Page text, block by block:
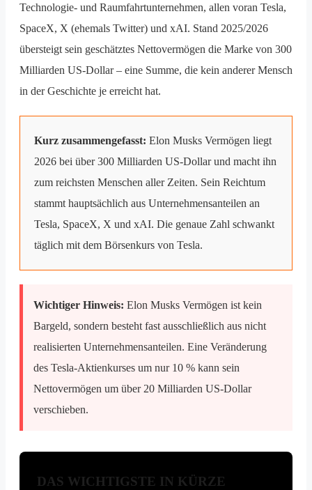
Technologie- und Raumfahrtunternehmen, allen voran Tesla,
SpaceX, X (ehemals Twitter) und xAI. Stand 2025/2026
übersteigt sein geschätztes Nettovermögen die Marke von 300
Milliarden US-Dollar – eine Summe, die kein anderer Mensch
in der Geschichte je erreicht hat.
Kurz zusammengefasst: Elon Musks Vermögen liegt
2026 bei über 300 Milliarden US-Dollar und macht ihn
zum reichsten Menschen aller Zeiten. Sein Reichtum
stammt hauptsächlich aus Unternehmensanteilen an
Tesla, SpaceX, X und xAI. Die genaue Zahl schwankt
täglich mit dem Börsenkurs von Tesla.
Wichtiger Hinweis: Elon Musks Vermögen ist kein
Bargeld, sondern besteht fast ausschließlich aus nicht
realisierten Unternehmensanteilen. Eine Veränderung
des Tesla-Aktienkurses um nur 10 % kann sein
Nettovermögen um über 20 Milliarden US-Dollar
verschieben.
DAS WICHTIGSTE IN KÜRZE